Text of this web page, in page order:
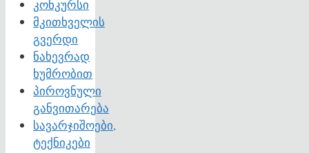
კონკურსი
მკითხველის
გვერდი
ნახევრად
ხუმრობით
პიროვნული
განვითარება
სავარჯიშოები,
ტექნიკები